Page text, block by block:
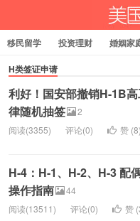
移民留学 投资理财 婚姻家
法律税务
H类签证申请
利好！国安部撤销H-1B
律随机抽签
2
阅读(3355)
评论(0) 赞 (8)
H-4：H-1、H-2、H-3 配
操作指南
44
阅读(13511)
评论(0) 赞 (